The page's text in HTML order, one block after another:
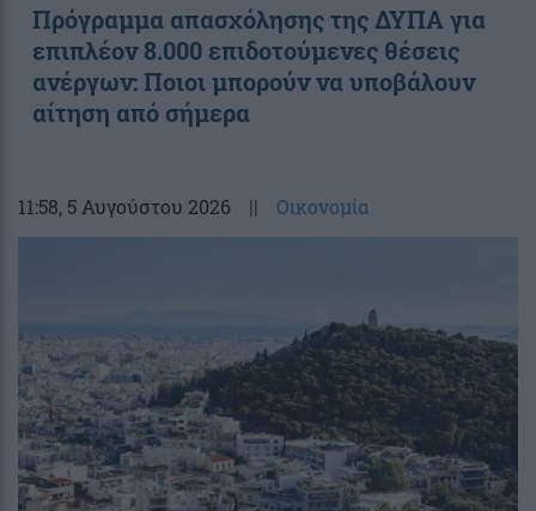
Πρόγραμμα απασχόλησης της ΔΥΠΑ για
επιπλέον 8.000 επιδοτούμενες θέσεις
ανέργων: Ποιοι μπορούν να υποβάλουν
αίτηση από σήμερα
11:58, 5 Αυγούστου 2026 || Οικονομία